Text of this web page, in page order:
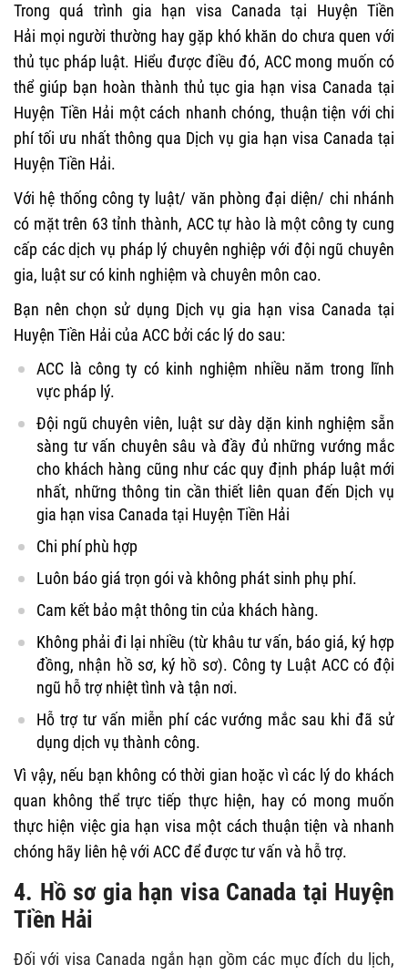
Trong quá trình gia hạn visa Canada tại Huyện Tiền
Hải mọi người thường hay gặp khó khăn do chưa quen với
thủ tục pháp luật. Hiểu được điều đó, ACC mong muốn có
thể giúp bạn hoàn thành thủ tục gia hạn visa Canada tại
Huyện Tiền Hải một cách nhanh chóng, thuận tiện với chi
phí tối ưu nhất thông qua Dịch vụ gia hạn visa Canada tại
Huyện Tiền Hải.
Với hệ thống công ty luật/ văn phòng đại diện/ chi nhánh
có mặt trên 63 tỉnh thành, ACC tự hào là một công ty cung
cấp các dịch vụ pháp lý chuyên nghiệp với đội ngũ chuyên
gia, luật sư có kinh nghiệm và chuyên môn cao.
Bạn nên chọn sử dụng Dịch vụ gia hạn visa Canada tại
Huyện Tiền Hải của ACC bởi các lý do sau:
ACC là công ty có kinh nghiệm nhiều năm trong lĩnh
vực pháp lý.
Đội ngũ chuyên viên, luật sư dày dặn kinh nghiệm sẵn
sàng tư vấn chuyên sâu và đầy đủ những vướng mắc
cho khách hàng cũng như các quy định pháp luật mới
nhất, những thông tin cần thiết liên quan đến Dịch vụ
gia hạn visa Canada tại Huyện Tiền Hải
Chi phí phù hợp
Luôn báo giá trọn gói và không phát sinh phụ phí.
Cam kết bảo mật thông tin của khách hàng.
Không phải đi lại nhiều (từ khâu tư vấn, báo giá, ký hợp
đồng, nhận hồ sơ, ký hồ sơ). Công ty Luật ACC có đội
ngũ hỗ trợ nhiệt tình và tận nơi.
Hỗ trợ tư vấn miễn phí các vướng mắc sau khi đã sử
dụng dịch vụ thành công.
Vì vậy, nếu bạn không có thời gian hoặc vì các lý do khách
quan không thể trực tiếp thực hiện, hay có mong muốn
thực hiện việc gia hạn visa một cách thuận tiện và nhanh
chóng hãy liên hệ với ACC để được tư vấn và hỗ trợ.
4. Hồ sơ gia hạn visa Canada tại Huyện
Tiền Hải
Đối với visa Canada ngắn hạn gồm các mục đích du lịch,